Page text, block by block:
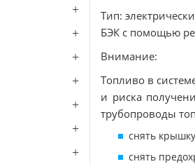
Тип:
БЭК с помощью
Внимание:
Топливо в
и риска
трубопроводы
снять
снять